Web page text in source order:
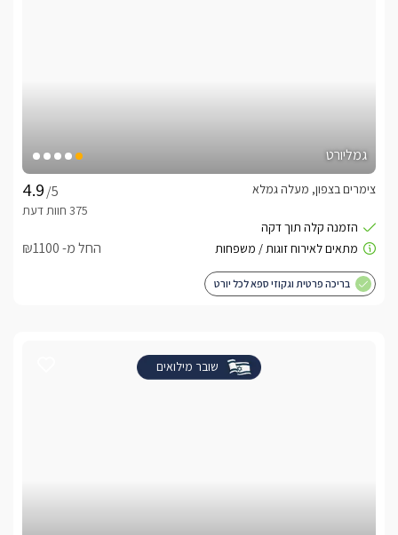
גמליורט
/5
צימרים בצפון, מעלה גמלא
החל מ- ₪1100
בריכה פרטית וגקוזי ספא לכל יורט
שובר מילואים